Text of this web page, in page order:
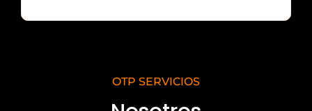
OTP SERVICIOS